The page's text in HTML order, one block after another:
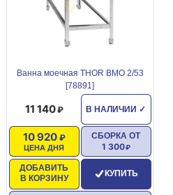
Ванна моечная THOR ВМО 2/53
[78891]
В НАЛИЧИИ ✓
11 140
ЦЕНА ДНЯ
10 920
ДОБАВИТЬ
В КОРЗИНУ
СБОРКА ОТ
1 300
КУПИТЬ